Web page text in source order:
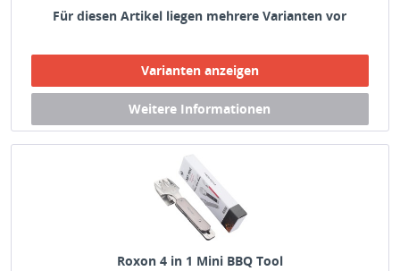
Für diesen Artikel liegen mehrere Varianten vor
Roxon 4 in 1 Mini BBQ Tool